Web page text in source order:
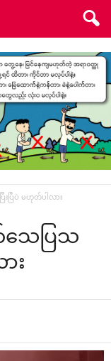
ပြီပဲ မဟုတ်ပါလား
သေပြသ
း